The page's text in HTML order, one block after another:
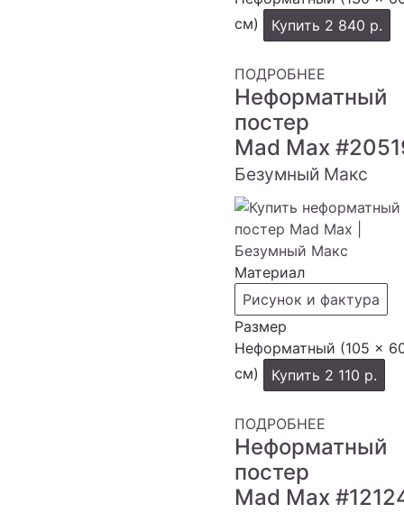
см)
Купить 2 840 р.
ПОДРОБНЕЕ
Неформатный
постер
Mad Max
Безумный Макс
Материал
Рисунок и фактура
Размер
Неформатный (105 ×
см)
Купить 2 110 р.
ПОДРОБНЕЕ
Неформатный
постер
Mad Max